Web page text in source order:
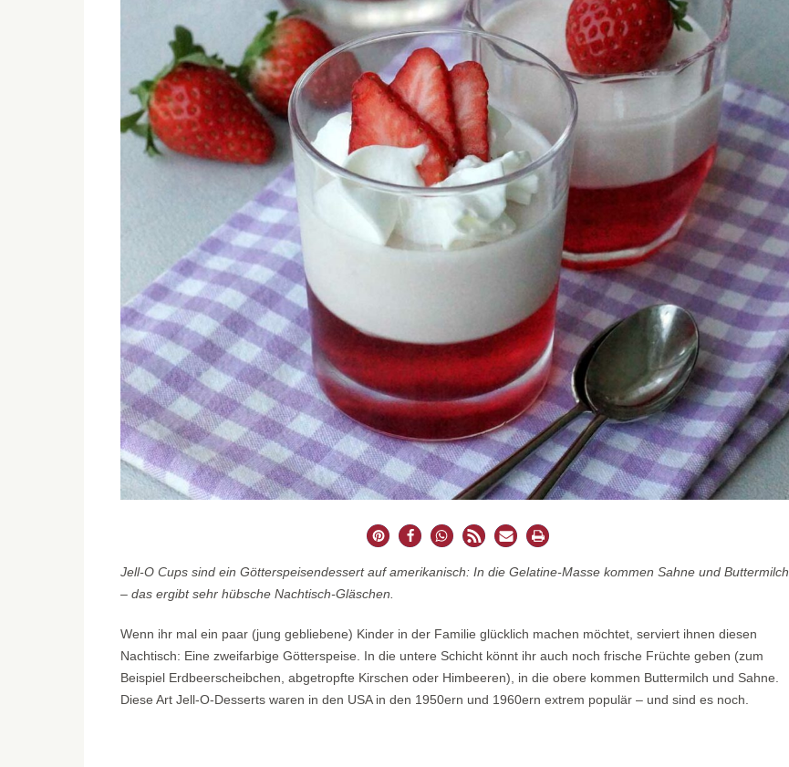
Jell-O Cups sind ein Götterspeisendessert auf amerikanisch: In die Gelatine-Masse kommen Sahne und Buttermilch
– das ergibt sehr hübsche Nachtisch-Gläschen.
Wenn ihr mal ein paar (jung gebliebene) Kinder in der Familie glücklich machen möchtet, serviert ihnen diesen
Nachtisch: Eine zweifarbige Götterspeise. In die untere Schicht könnt ihr auch noch frische Früchte geben (zum
Beispiel Erdbeerscheibchen, abgetropfte Kirschen oder Himbeeren), in die obere kommen Buttermilch und Sahne.
Diese Art Jell-O-Desserts waren in den USA in den 1950ern und 1960ern extrem populär – und sind es noch.